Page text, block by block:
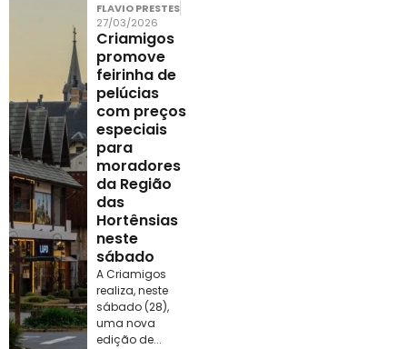
FLAVIO PRESTES
27/03/2026
Criamigos
promove
feirinha de
pelúcias
com preços
especiais
para
moradores
da Região
das
Hortênsias
neste
sábado
A Criamigos
realiza, neste
sábado (28),
uma nova
edição de...